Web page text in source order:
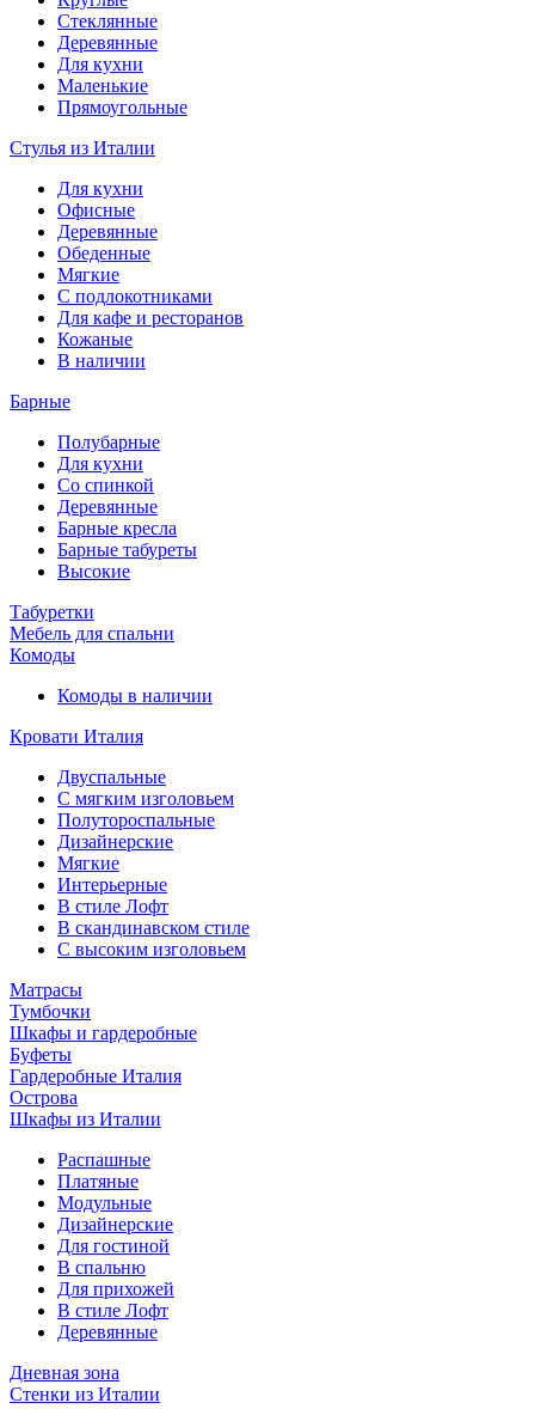
Стеклянные
Деревянные
Для кухни
Маленькие
Прямоугольные
Стулья из Италии
Для кухни
Офисные
Деревянные
Обеденные
Мягкие
С подлокотниками
Для кафе и ресторанов
Кожаные
В наличии
Барные
Полубарные
Для кухни
Со спинкой
Деревянные
Барные кресла
Барные табуреты
Высокие
Табуретки
Мебель для спальни
Комоды
Комоды в наличии
Кровати Италия
Двуспальные
С мягким изголовьем
Полутороспальные
Дизайнерские
Мягкие
Интерьерные
В стиле Лофт
В скандинавском стиле
С высоким изголовьем
Матрасы
Тумбочки
Шкафы и гардеробные
Буфеты
Гардеробные Италия
Острова
Шкафы из Италии
Распашные
Платяные
Модульные
Дизайнерские
Для гостиной
В спальню
Для прихожей
В стиле Лофт
Деревянные
Дневная зона
Стенки из Италии